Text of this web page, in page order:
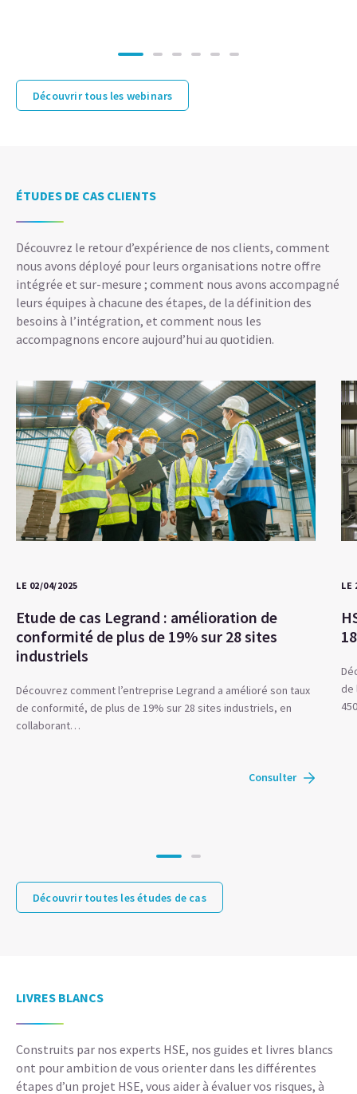
Découvrir tous les webinars
ÉTUDES DE CAS CLIENTS
Découvrez le retour d’expérience de nos clients, comment
nous avons déployé pour leurs organisations notre offre
intégrée et sur-mesure ; comment nous avons accompagné
leurs équipes à chacune des étapes, de la définition des
besoins à l’intégration, et comment nous les
accompagnons encore aujourd’hui au quotidien.
LE 02/04/2025
Etude de cas Legrand : amélioration de
conformité de plus de 19% sur 28 sites
industriels
Découvrez comment l’entreprise Legrand a amélioré son taux
de conformité, de plus de 19% sur 28 sites industriels, en
collaborant…
Consulter
LE
de
Découvrir toutes les études de cas
LIVRES BLANCS
Construits par nos experts HSE, nos guides et livres blancs
ont pour ambition de vous orienter dans les différentes
étapes d’un projet HSE, vous aider à évaluer vos risques, à